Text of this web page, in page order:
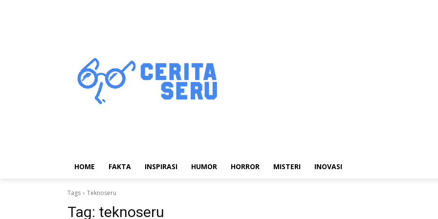
HOME FAKTA INSPIRASI HUMOR HORROR MISTERI INOVASI
Tags Teknoseru
Tag: teknoseru